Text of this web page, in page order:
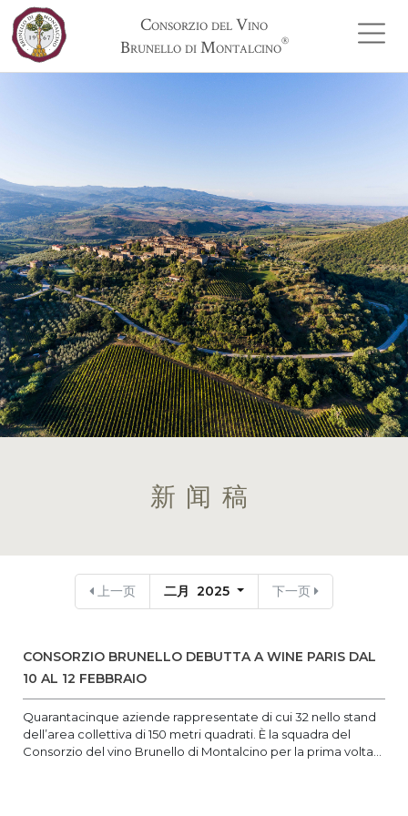
Consorzio del Vino
Brunello di Montalcino®
新闻稿
上一页 二月 2025 下一页
CONSORZIO BRUNELLO DEBUTTA A WINE PARIS DAL
10 AL 12 FEBBRAIO
Quarantacinque aziende rappresentate di cui 32 nello stand
dell’area collettiva di 150 metri quadrati. È la squadra del
Consorzio del vino Brunello di Montalcino per la prima volta...